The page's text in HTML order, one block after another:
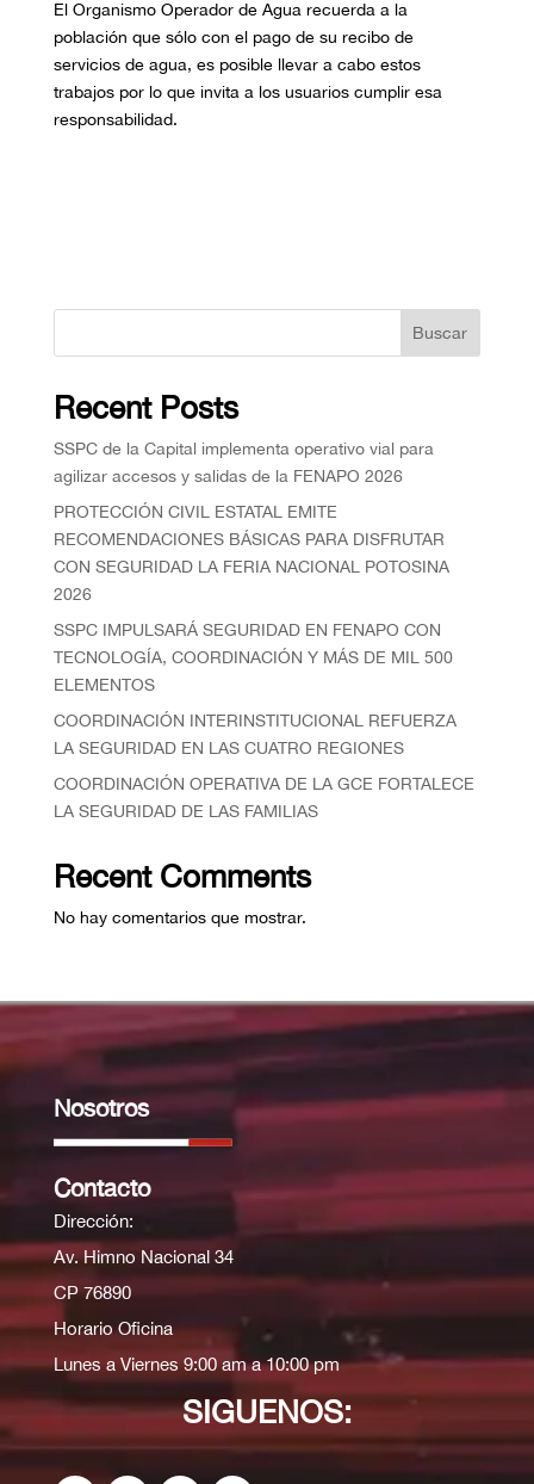
El Organismo Operador de Agua recuerda a la
población que sólo con el pago de su recibo de
servicios de agua, es posible llevar a cabo estos
trabajos por lo que invita a los usuarios cumplir esa
responsabilidad.
Buscar
Recent Posts
SSPC de la Capital implementa operativo vial para
agilizar accesos y salidas de la FENAPO 2026
PROTECCIÓN CIVIL ESTATAL EMITE
RECOMENDACIONES BÁSICAS PARA DISFRUTAR
CON SEGURIDAD LA FERIA NACIONAL POTOSINA
2026
SSPC IMPULSARÁ SEGURIDAD EN FENAPO CON
TECNOLOGÍA, COORDINACIÓN Y MÁS DE MIL 500
ELEMENTOS
COORDINACIÓN INTERINSTITUCIONAL REFUERZA
LA SEGURIDAD EN LAS CUATRO REGIONES
COORDINACIÓN OPERATIVA DE LA GCE FORTALECE
LA SEGURIDAD DE LAS FAMILIAS
Recent Comments
No hay comentarios que mostrar.
Nosotros
Contacto
Dirección:
Av. Himno Nacional 34
CP 76890
Horario Oficina
Lunes a Viernes 9:00 am a 10:00 pm
SIGUENOS: